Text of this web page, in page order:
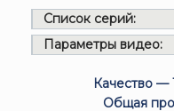
Список серий:
Параметры видео:
Качество —
Общая